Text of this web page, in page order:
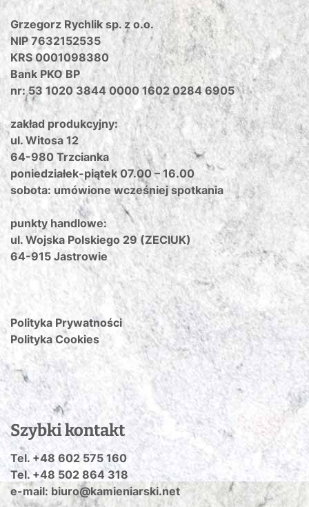
Grzegorz Rychlik sp. z o.o.
NIP 7632152535
KRS 0001098380
Bank PKO BP
nr: 53 1020 3844 0000 1602 0284 6905
zakład produkcyjny:
ul. Witosa 12
64-980 Trzcianka
poniedziałek-piątek 07.00 – 16.00
sobota: umówione wcześniej spotkania
punkty handlowe:
ul. Wojska Polskiego 29 (ZECIUK)
64-915 Jastrowie
Polityka Prywatności
Polityka Cookies
Szybki kontakt
Tel. +48 602 575 160
Tel. +48 502 864 318
e-mail: biuro@kamieniarski.net